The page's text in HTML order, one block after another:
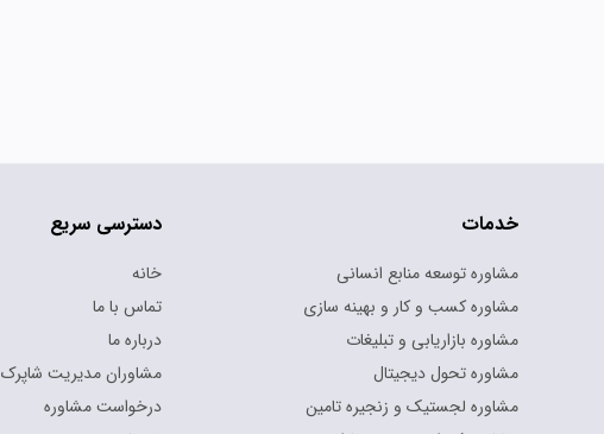
خدمات
مشاوره توسعه منابع انسانی
مشاوره کسب و کار و بهینه سازی
مشاوره بازاریابی و تبلیغات
مشاوره تحول دیجیتال
مشاوره لجستیک و زنجیره تامین
دسترسی سریع
خانه
تماس با ما
درباره ما
مشاوران مدیریت شاپرک
درخواست مشاوره